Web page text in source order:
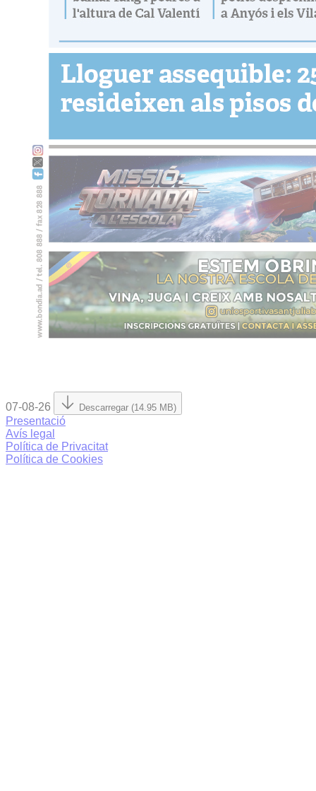
07-08-26 Descarregar (14.95 MB)
Presentació
Avís legal
Política de Privacitat
Política de Cookies